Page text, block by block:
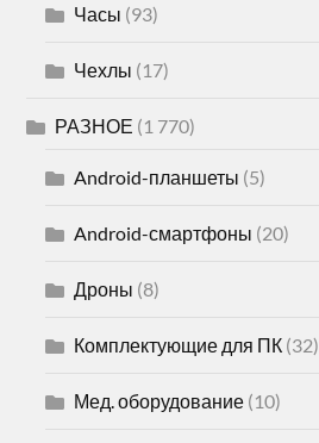
Часы (93)
Чехлы (17)
РАЗНОЕ (1 770)
Android-планшеты (5)
Android-смартфоны (20)
Дроны (8)
Комплектующие для ПК (32)
Мед. оборудование (10)